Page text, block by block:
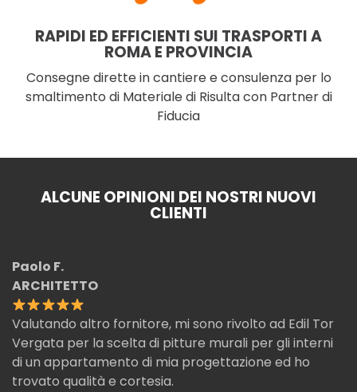
RAPIDI ED EFFICIENTI SUI TRASPORTI A
ROMA E PROVINCIA
Consegne dirette in cantiere e consulenza per lo
smaltimento di Materiale di Risulta con Partner di
Fiducia
ALCUNE OPINIONI DEI NOSTRI NUOVI
CLIENTI
Paolo F.
ARCHITETTO
Valutando altro fornitore, mi sono rivolto ad Edil Tor
Vergata per la scelta di pitture murali per gli interni
di un appartamento di mia progettazione ed ho
trovato qualità e cortesia.